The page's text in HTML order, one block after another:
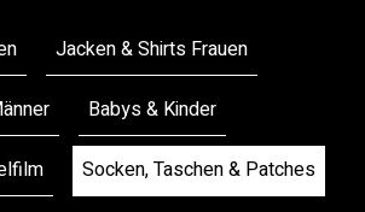
Jacken & Shirts Frauen
Babys & Kinder
Socken, Taschen & Patches